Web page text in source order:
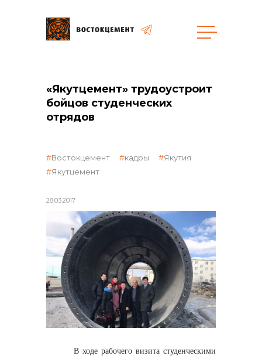
Объекты
объявленные закупки
реализация неликвидов
контакты отдела закупок
«Якутцемент» трудоустроит
бойцов студенческих
отрядов
28.03.2017
Востокцемент кадры
Якутия
Якутцемент
В ходе рабочего визита студенческими